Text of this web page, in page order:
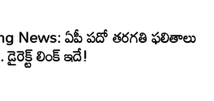
News: ఏపీ పదో తరగతి ఫలితాలు
లింక్ ఇదే!